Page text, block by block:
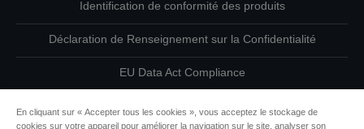
Identification de conformité des produits
Déclaration de Renseignement sur la Confidentialité
EU Data Act Compliance
En cliquant sur « Accepter tous les cookies », vous acceptez le stockage de
cookies sur votre appareil pour améliorer la navigation sur le site, analyser son